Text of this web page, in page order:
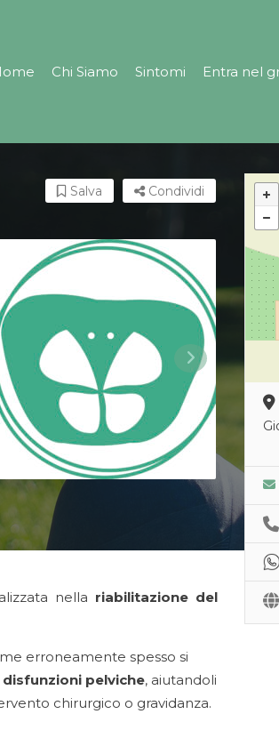
Chi Siamo Sintomi Entra nel
Condividi
Salva
nella riabilitazione del
erroneamente spesso si
disfunzioni pelviche, aiutandoli
chirurgico o gravidanza.